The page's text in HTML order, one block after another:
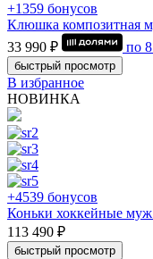
+1359 бонусов
Клюшка композитная
33 990 ₽
по
быстрый просмотр
В избранное
НОВИНКА
+4539 бонусов
Коньки хоккейные
113 490 ₽
быстрый просмотр